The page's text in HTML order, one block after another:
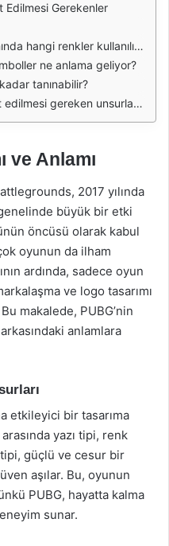
Edilmesi Gerekenler
hangi renkler kullanılıyor?
ne anlama geliyor?
tanınabilir?
gereken unsurlar nelerdir?
ve Anlamı
2017 yılında
büyük bir etki
öncüsü olarak kabul
oyunun da ilham
ardında, sadece oyun
ve logo tasarımı
makalede, PUBG’nin
anlamlara
etkileyici bir tasarıma
yazı tipi, renk
tipi, güçlü ve cesur bir
aşılar. Bu, oyunun
PUBG, hayatta kalma
sunar.